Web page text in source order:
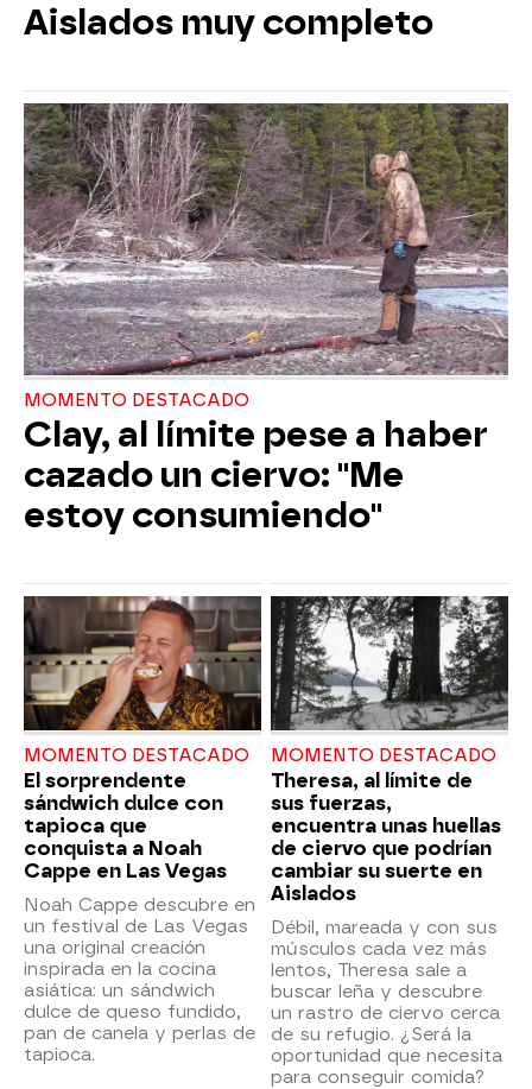
Aislados muy completo
MOMENTO DESTACADO
Clay, al límite pese a haber
cazado un ciervo: "Me
estoy consumiendo"
MOMENTO DESTACADO
El sorprendente
sándwich dulce con
tapioca que
conquista a Noah
Cappe en Las Vegas
Noah Cappe descubre en
un festival de Las Vegas
una original creación
inspirada en la cocina
asiática: un sándwich
dulce de queso fundido,
pan de canela y perlas de
tapioca.
MOMENTO DESTACADO
Theresa, al límite de
sus fuerzas,
encuentra unas huellas
de ciervo que podrían
cambiar su suerte en
Aislados
Débil, mareada y con sus
músculos cada vez más
lentos, Theresa sale a
buscar leña y descubre
un rastro de ciervo cerca
de su refugio. ¿Será la
oportunidad que necesita
para conseguir comida?